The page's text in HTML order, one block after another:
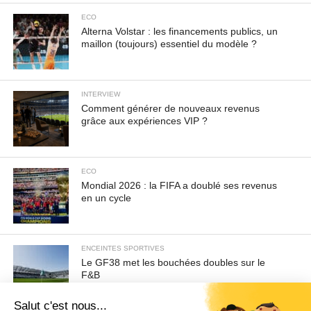
ECO
Alterna Volstar : les financements publics, un
maillon (toujours) essentiel du modèle ?
INTERVIEW
Comment générer de nouveaux revenus
grâce aux expériences VIP ?
ECO
Mondial 2026 : la FIFA a doublé ses revenus
en un cycle
ENCEINTES SPORTIVES
Le GF38 met les bouchées doubles sur le
F&B